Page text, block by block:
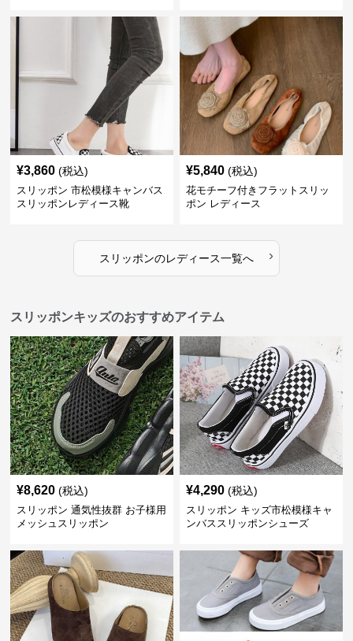
¥3,860 (税込)
スリッポン 市松模様キャンバス
スリッポンレディース靴
¥5,840 (税込)
花モチーフ付きフラットスリッ
ポン レディース
スリッポンのレディース一覧へ ›
スリッポンキッズのおすすめアイテム
¥8,620 (税込)
スリッポン 通気性抜群 お子様用
メッシュスリッポン
¥4,290 (税込)
スリッポン キッズ市松模様キャ
ンバススリッポンシューズ